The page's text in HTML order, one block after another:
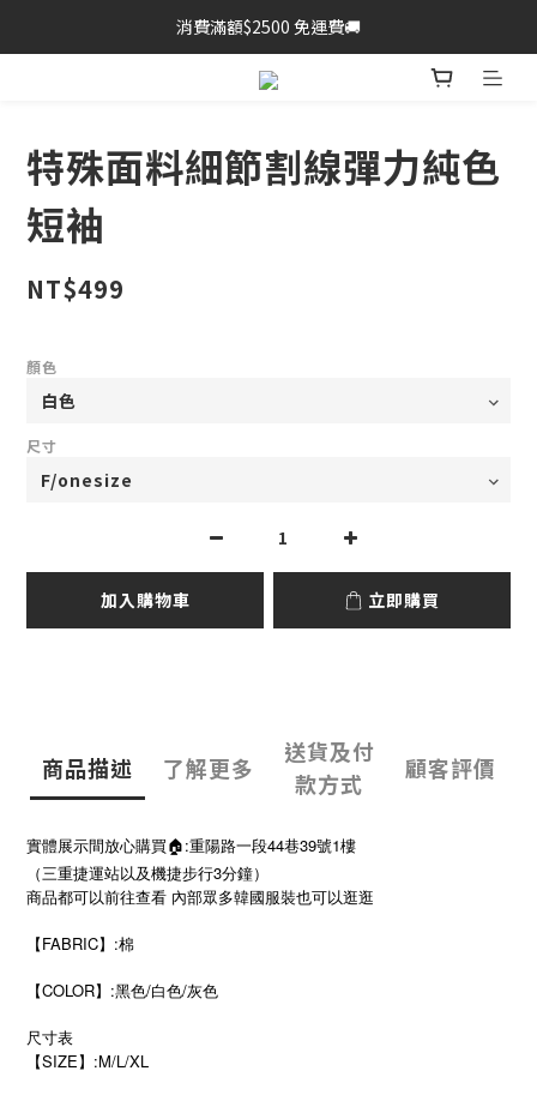
消費滿額$2500 免運費🚚
特殊面料細節割線彈力純色
短袖
NT$499
顏色
尺寸
加入購物車 立即購買
商品描述 了解更多
送貨及付
款方式
顧客評價
實體展示間放心購買🏠:重陽路一段44巷39號1樓
（三重捷運站以及機捷步行3分鐘）
商品都可以前往查看 內部眾多韓國服裝也可以逛逛
【FABRIC】:棉
【COLOR】:黑色/白色/灰色
尺寸表
【SIZE 】 :M/L/XL